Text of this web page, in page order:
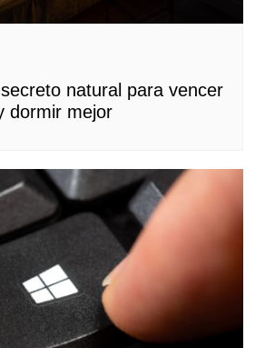
natural para vencer
dormir mejor